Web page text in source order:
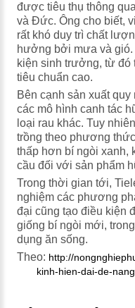
được tiêu thụ thông
và Đức. Ông cho biết,
rất khó duy trì chất
hưởng bởi mưa và gió.
kiện sinh trưởng, từ đó
tiêu chuẩn cao.
Bên cạnh sản xuất
các mô hình canh tác
loại rau khác. Tuy
trồng theo phương
thấp hơn bí ngòi xanh,
cầu đối với sản phẩm
Trong thời gian tới,
nghiệm các phương
đại cũng tạo điều kiện
giống bí ngòi mới,
dụng ăn sống.
Theo: http://
kinh-hien-dai-de-